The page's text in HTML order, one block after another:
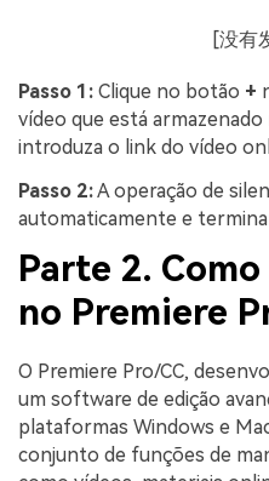
[没有
Passo 1: Clique no botão +
vídeo que está armazenado
introduza o link do vídeo
Passo 2:A operação de
automaticamente e
Parte 2.
no Premiere
O Premiere Pro/CC,
um software de edição
plataformas Windows e
conjunto de funções de